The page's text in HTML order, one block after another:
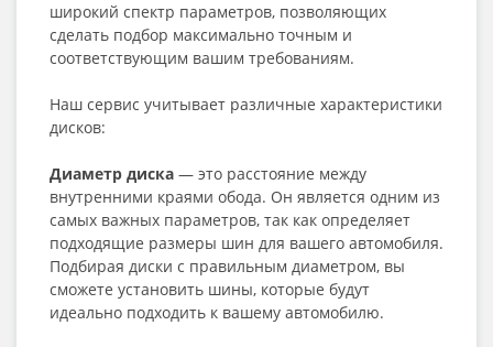
широкий спектр параметров, позволяющих
сделать подбор максимально точным и
соответствующим вашим требованиям.
Наш сервис учитывает различные характеристики
дисков:
Диаметр диска — это расстояние между
внутренними краями обода. Он является одним из
самых важных параметров, так как определяет
подходящие размеры шин для вашего автомобиля.
Подбирая диски с правильным диаметром, вы
сможете установить шины, которые будут
идеально подходить к вашему автомобилю.